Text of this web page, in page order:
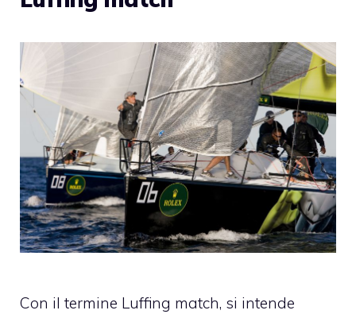
Con il termine Luffing match, si intende